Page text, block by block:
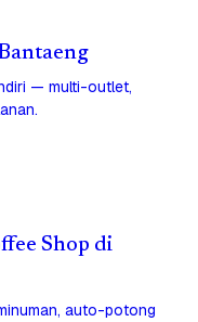
— multi-outlet,
Shop di
auto-potong